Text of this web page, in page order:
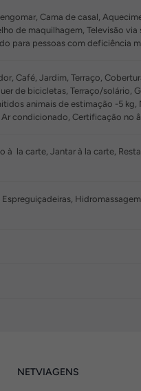
Cama de casal,
de maquilhagem, Televisão
para pessoas com deficiência
Café, Jardim, Terraço,
de bicicletas, Terraço/solário,
animais de estimação -5
condicionado, Certificação no
la carte, Jantar à la carte,
NETVIAGENS